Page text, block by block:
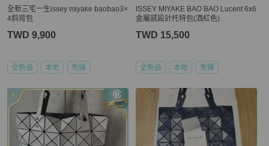
全新三宅一生issey miyake baobao3×
4斜背包
TWD 9,900
全新品 本地 免運
ISSEY MIYAKE BAO BAO Lucent 6x6
金屬感設計托特包(酒紅色)
TWD 15,500
全新品 本地 免運